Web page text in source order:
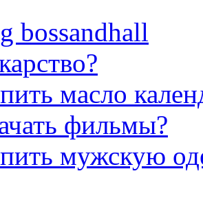
bossandhall
масло
фильмы?
мужскую